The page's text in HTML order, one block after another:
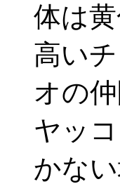
体は
高い
オの
ヤッ
かな